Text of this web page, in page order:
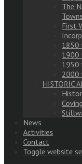
The
First
1850
1900
1950
2000
HISTORIC
News
Activities
Contact
Toggle website